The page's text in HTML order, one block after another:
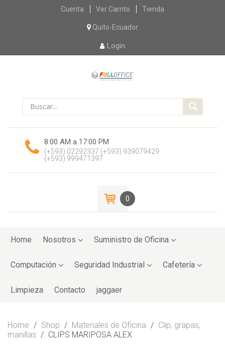
Skip
content
Cuenta Ver Carrito Tienda
Quito-Ecuador
Login
8:00 AM a 17:00 PM
(+593) 02292337 (+593) 939079429
(+593) 999471397
0
toHome Nosotros Suministro de Oficina
Computación Seguridad Industrial Cafetería
Limpieza Contacto jaggaer
Home / Shop / Materiales de Oficina / Clip, grapas,
manillas / CLIPS MARIPOSA ALEX